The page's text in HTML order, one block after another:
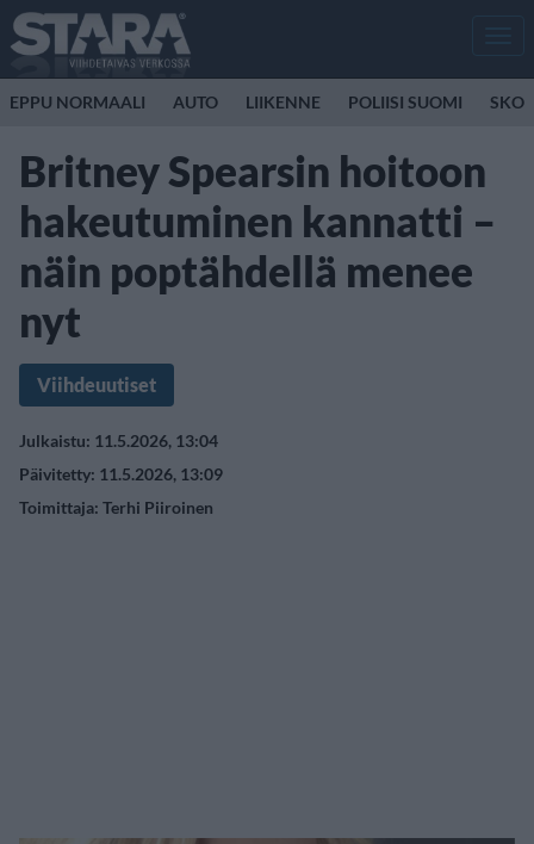
EPPU NORMAALI AUTO LIIKENNE POLIISI SUOMI
Britney Spearsin hoitoon
hakeutuminen kannatti –
näin poptähdellä menee
nyt
Viihdeuutiset
Julkaistu: 11.5.2026, 13:04
Päivitetty: 11.5.2026, 13:09
Toimittaja: Terhi Piiroinen